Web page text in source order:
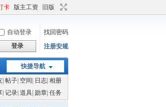
卡 版主工资 旧版
自动登录
找回密码
登录 注册安规
快捷导航
| 帖子| 空间 日志| 相册
| 记录| 道具| 勋章| 任务